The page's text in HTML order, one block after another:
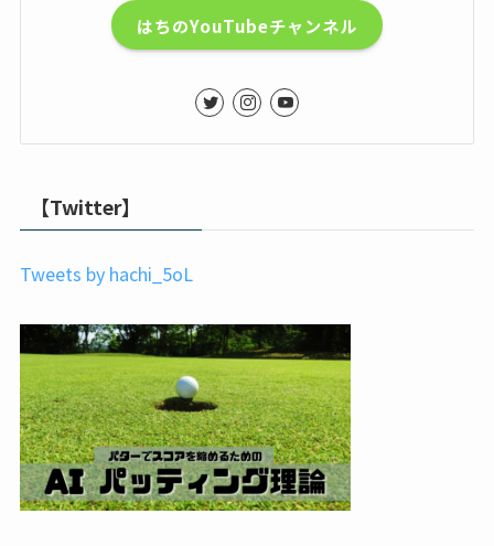
はちのYouTubeチャンネル
【Twitter】
Tweets by hachi_5oL